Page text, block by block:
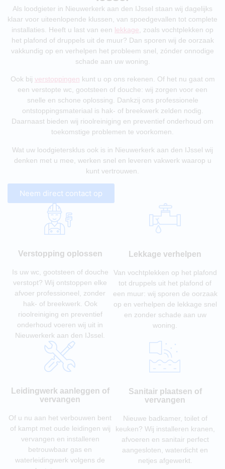
Als loodgieter in Nieuwerkerk aan den IJssel staan wij dagelijks
klaar voor uiteenlopende klussen, van spoedgevallen tot complete
installaties. Heeft u last van een lekkage , zoals vochtplekken op
het plafond of druppels uit de muur? Dan sporen wij de oorzaak
vakkundig op en verhelpen het probleem snel, zónder onnodige
schade aan uw woning.
Ook bij verstoppingen kunt u op ons rekenen. Of het nu gaat om
een verstopte wc, gootsteen of douche: wij zorgen voor een
snelle en schone oplossing. Dankzij ons professionele
ontstoppingsmateriaal is hak- of breekwerk zelden nodig.
Daarnaast bieden wij rioolreiniging en preventief onderhoud om
toekomstige problemen te voorkomen.
Wat uw loodgietersklus ook is in Nieuwerkerk aan den IJssel wij
denken met u mee, werken snel en leveren vakwerk waarop u
kunt vertrouwen.
Neem direct contact op
Verstopping oplossen
Is uw wc, gootsteen of douche
verstopt? Wij ontstoppen elke
afvoer professioneel, zonder
hak- of breekwerk. Ook
rioolreiniging en preventief
onderhoud voeren wij uit in
Nieuwerkerk aan den IJssel.
Lekkage verhelpen
Van vochtplekken op het plafond
tot druppels uit het plafond of
een muur: wij sporen de oorzaak
op en verhelpen de lekkage snel
en zonder schade aan uw
woning.
Leidingwerk aanleggen of
vervangen
Of u nu aan het verbouwen bent
of kampt met oude leidingen wij
vervangen en installeren
betrouwbaar gas en
waterleidingwerk volgens de
Sanitair plaatsen of
vervangen
Nieuwe badkamer, toilet of
keuken? Wij installeren kranen,
afvoeren en sanitair perfect
aangesloten, waterdicht en
netjes afgewerkt.